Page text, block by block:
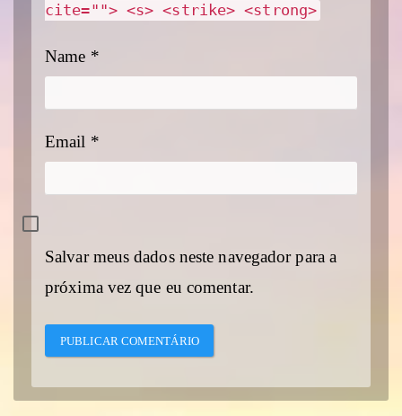
cite=""> <s> <strike> <strong>
Name *
Email *
Salvar meus dados neste navegador para a
próxima vez que eu comentar.